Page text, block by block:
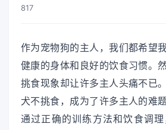
817
作为宠物狗的主人，我们都希望
健康的身体和良好的饮食习惯。
挑食现象却让许多主人头痛不已
犬不挑食，成为了许多主人的难
通过正确的训练方法和饮食调